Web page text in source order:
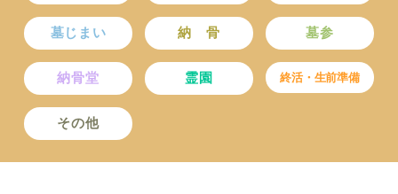
墓じまい 納 骨 墓参
納骨堂 霊園 終活・生前準備
その他